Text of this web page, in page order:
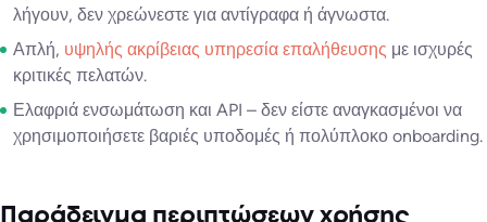
λήγουν, δεν χρεώνεστε για αντίγραφα ή άγνωστα.
Απλή, υψηλής ακρίβειας υπηρεσία επαλήθευσης με ισχυρές
κριτικές πελατών.
Ελαφριά ενσωμάτωση και API – δεν είστε αναγκασμένοι να
χρησιμοποιήσετε βαριές υποδομές ή πολύπλοκο onboarding.
Παράδειγμα περιπτώσεων χρήσης